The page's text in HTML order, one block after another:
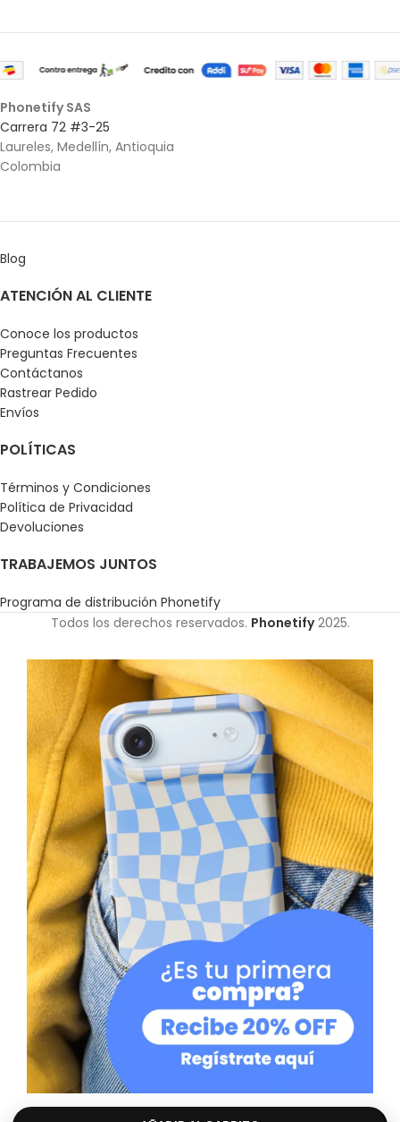
Phonetify SAS
Carrera 72 #3-25
Laureles, Medellín, Antioquia
Colombia
Blog
ATENCIÓN AL CLIENTE
Conoce los productos
Preguntas Frecuentes
Contáctanos
Rastrear Pedido
Envíos
POLÍTICAS
Términos y Condiciones
Política de Privacidad
Devoluciones
TRABAJEMOS JUNTOS
Programa de distribución Phonetify
Todos los derechos reservados. Phonetify2025.